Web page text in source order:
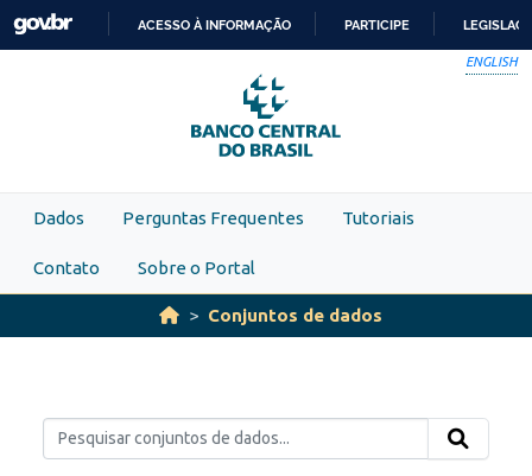
Skip to main content
PARA
O
CONTEÚDO
ACESSO À INFORMAÇÃO PARTICIPE
ENGLISH
Dados Perguntas Frequentes Tutoriais
Contato Sobre o Portal
Conjuntos de dados